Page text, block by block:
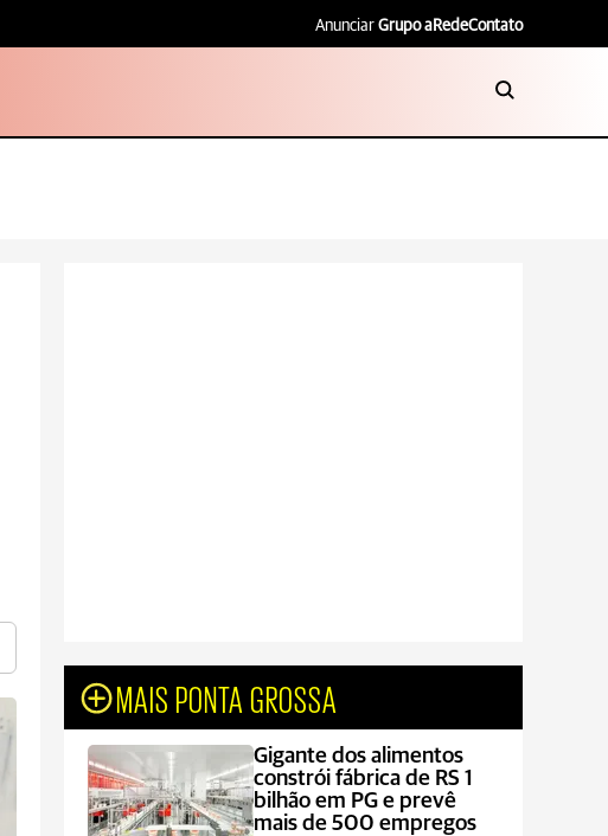
Anunciar Grupo aRedeContato
MAIS PONTA GROSSA
Gigante dos alimentos
constrói fábrica de RS 1
bilhão em PG e prevê
mais de 500 empregos